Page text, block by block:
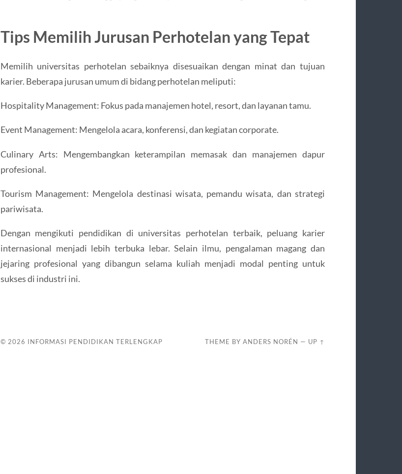
Tips Memilih Jurusan Perhotelan yang Tepat
Memilih universitas perhotelan sebaiknya disesuaikan dengan minat dan tujuan
karier. Beberapa jurusan umum di bidang perhotelan meliputi:
Hospitality Management: Fokus pada manajemen hotel, resort, dan layanan tamu.
Event Management: Mengelola acara, konferensi, dan kegiatan corporate.
Culinary Arts: Mengembangkan keterampilan memasak dan manajemen dapur
profesional.
Tourism Management: Mengelola destinasi wisata, pemandu wisata, dan strategi
pariwisata.
Dengan mengikuti pendidikan di universitas perhotelan terbaik, peluang karier
internasional menjadi lebih terbuka lebar. Selain ilmu, pengalaman magang dan
jejaring profesional yang dibangun selama kuliah menjadi modal penting untuk
sukses di industri ini.
© 2026 INFORMASI PENDIDIKAN TERLENGKAP THEME BYANDERS NORÉN — UP ↑